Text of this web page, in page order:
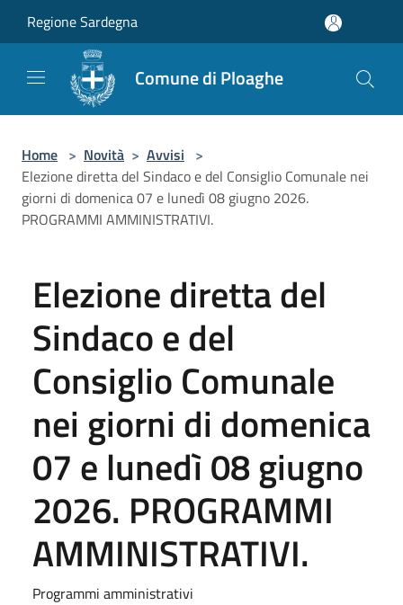
Regione Sardegna
Comune di Ploaghe
Home > Novità > Avvisi >
Elezione diretta del Sindaco e del Consiglio Comunale nei
giorni di domenica 07 e lunedì 08 giugno 2026.
PROGRAMMI AMMINISTRATIVI.
Elezione diretta del
Sindaco e del
Consiglio Comunale
nei giorni di domenica
07 e lunedì 08 giugno
2026. PROGRAMMI
AMMINISTRATIVI.
Programmi amministrativi